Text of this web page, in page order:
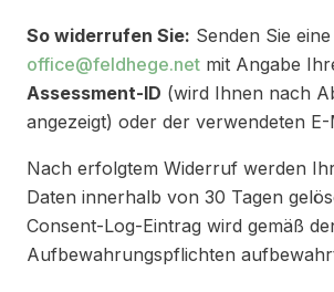
So widerrufen Sie: Senden Sie
office@feldhege.net mit Angabe
Assessment-ID (wird Ihnen nach
angezeigt) oder der verwendeten E-
Nach erfolgtem Widerruf werden
Daten innerhalb von 30 Tagen
Consent-Log-Eintrag wird gemäß
Aufbewahrungspflichten